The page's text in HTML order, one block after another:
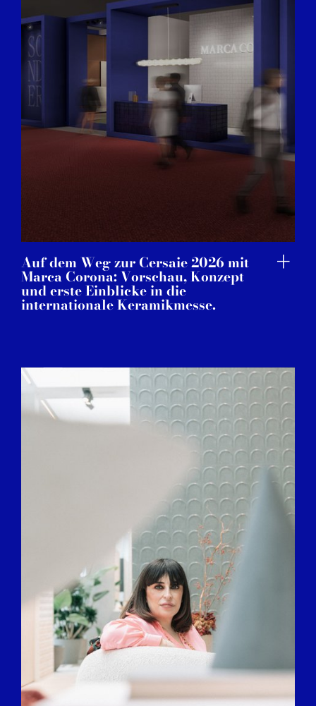
Auf dem Weg zur Cersaie 2026 mit
Marca Corona: Vorschau, Konzept
und erste Einblicke in die
internationale Keramikmesse.